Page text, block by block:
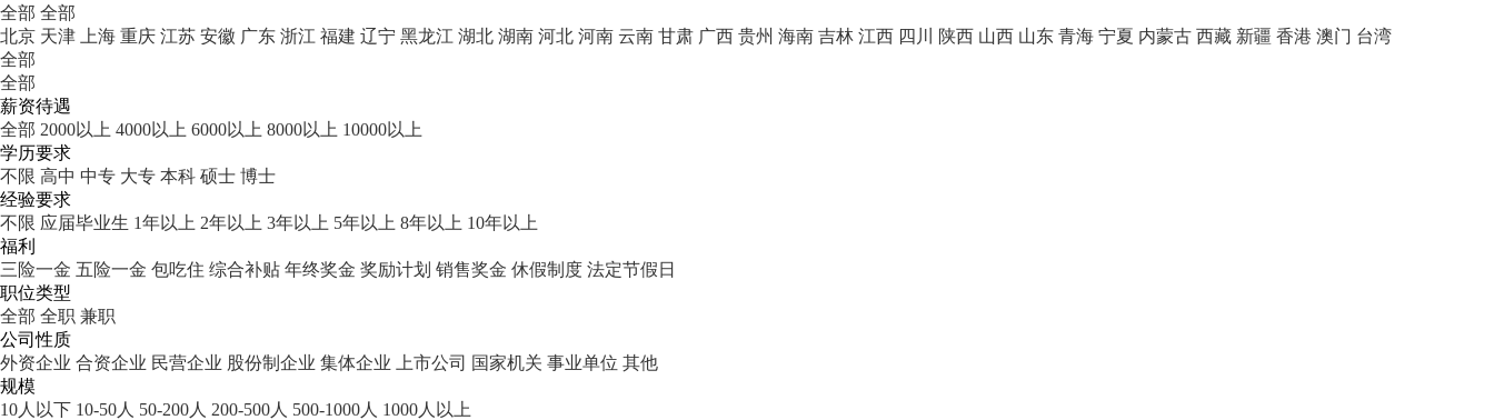
全部 全部
北京 天津 上海 重庆 江苏 安徽 广东 浙江 福建 辽宁 黑龙江 湖北 湖南 河北 河南 云南 甘肃 广西 贵州 海南 吉林 江西 四川 陕西 山西 山东 青海 宁夏 内蒙古 西藏 新疆 香港 澳门 台湾
全部
全部
薪资待遇
全部 2000以上 4000以上 6000以上 8000以上 10000以上
学历要求
不限 高中 中专 大专 本科 硕士 博士
经验要求
不限 应届毕业生 1年以上 2年以上 3年以上 5年以上 8年以上 10年以上
福利
三险一金 五险一金 包吃住 综合补贴 年终奖金 奖励计划 销售奖金 休假制度 法定节假日
职位类型
全部 全职 兼职
公司性质
外资企业 合资企业 民营企业 股份制企业 集体企业 上市公司 国家机关 事业单位 其他
规模
10人以下 10-50人 50-200人 200-500人 500-1000人 1000人以上